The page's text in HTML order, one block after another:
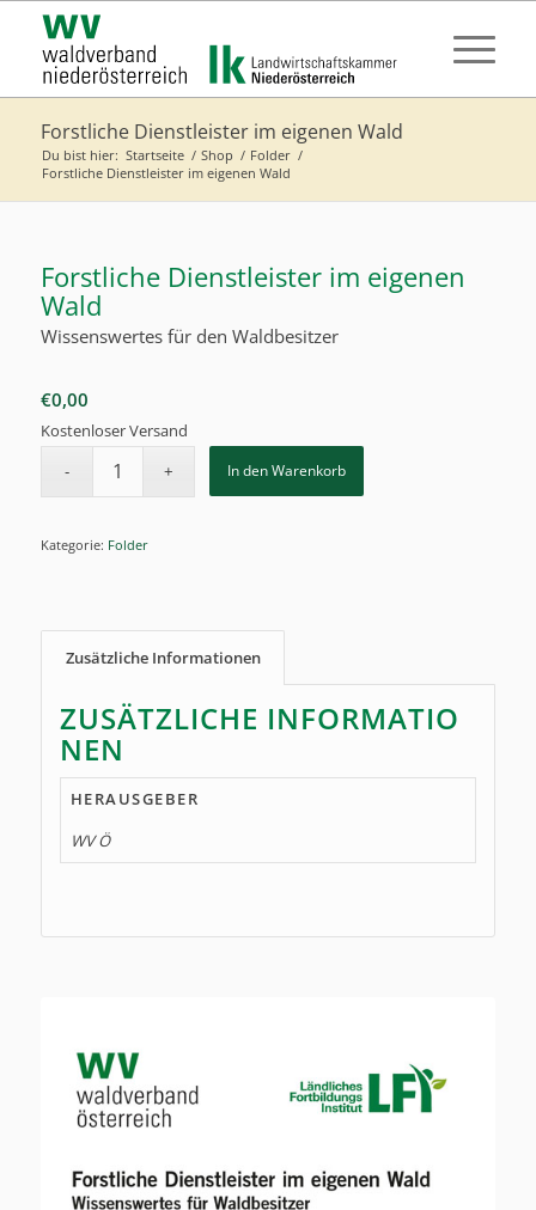
Forstliche Dienstleister im eigenen Wald
Du bist hier: Startseite / Shop / Folder /
Forstliche Dienstleister im eigenen Wald
Forstliche Dienstleister im eigenen
Wald
Wissenswertes für den Waldbesitzer
€0,00
Kostenloser Versand
In den Warenkorb
Kategorie: Folder
Zusätzliche Informationen
ZUSÄTZLICHE INFORMATIO
NEN
HERAUSGEBER
WV Ö